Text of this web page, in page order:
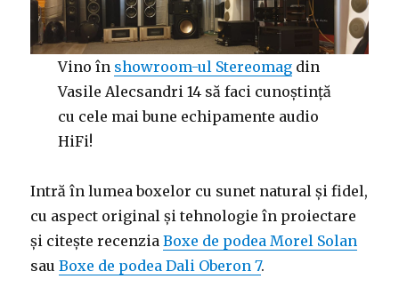
Vino în showroom-ul Stereomagdin
Vasile Alecsandri 14 să faci cunoștință
cu cele mai bune echipamente audio
HiFi!
Intră în lumea boxelor cu sunet natural și fidel,
cu aspect original și tehnologie în proiectare
și citește recenziaBoxe de podea Morel Solan
sauBoxe de podea Dali Oberon 7.